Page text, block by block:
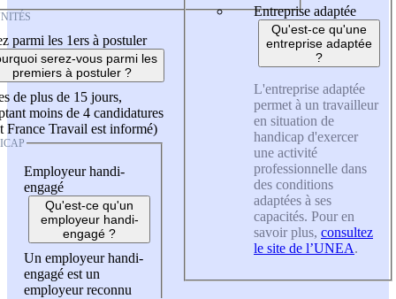
parmi les 1ers à postuler
serez-vous parmi les
premiers à postuler ?
de plus de 15 jours,
moins de 4 candidatures
France Travail est informé)
Employeur handi-
engagé
Qu'est-ce qu'un
employeur handi-
engagé ?
Un employeur handi-
engagé est un
employeur reconnu
Entreprise adaptée
Qu'est-ce qu'une
entreprise adaptée
?
L'entreprise adaptée
permet à un travailleur
en situation de
handicap d'exercer
une activité
professionnelle dans
des conditions
adaptées à ses
capacités. Pour en
savoir plus, consultez
le site de l’UNEA.